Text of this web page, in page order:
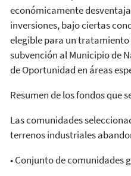
económicamente
inversiones, bajo ciertas
elegible para un
subvención al Municipio de
de Oportunidad en áreas
Resumen de los fondos que
Las comunidades
terrenos industriales
• Conjunto de comunidades